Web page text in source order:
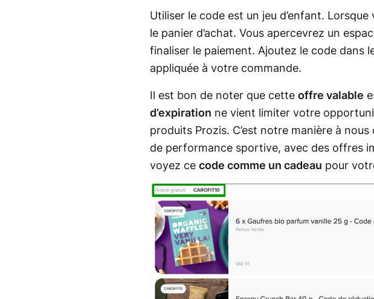
Utiliser le code est un jeu d’enfant.
le panier d’achat. Vous apercevrez un
finaliser le paiement. Ajoutez le code dans
appliquée à votre commande.
Il est bon de noter que cette offre valable
d’expiration ne vient limiter votre
produits Prozis. C’est notre manière à
de performance sportive, avec des offres
voyez ce code comme un cadeau pour